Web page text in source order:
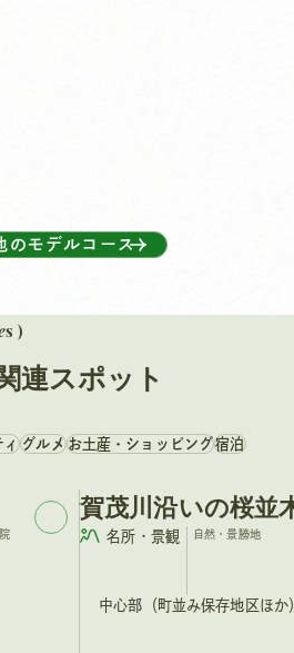
のモデルコース
s )
連スポット
ィグルメお土産・ショッピング宿泊
賀茂川沿いの桜並
名所・景観 自然・景勝地
中心部（町並み保存地区ほか